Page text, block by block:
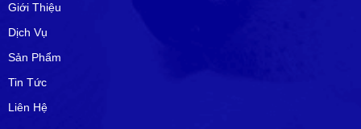
Giới Thiệu
Dịch Vụ
Sản Phẩm
Tin Tức
Liên Hệ